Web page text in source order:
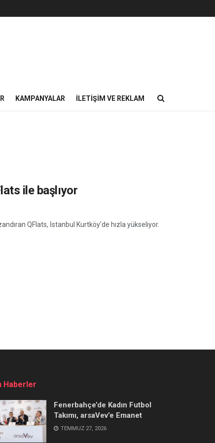
KAMPANYALAR İLETIŞIM VE REKLAM
ile başlıyor
QFlats, İstanbul Kurtköy'de hızla yükseliyor.
Haberler
Fenerbahçe’de Kadın Futbol
Takımı, arsaVev’e Emanet
TEMMUZ 27, 2026